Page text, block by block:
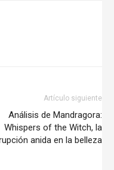
Artículo siguiente
Análisis de Mandragora:
Whispers of the Witch, la
anida en la belleza